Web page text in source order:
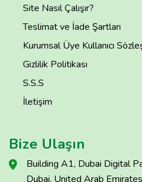
Site Nasıl Çalışır?
Teslimat ve İade Şartları
Kurumsal Üye Kullanıcı
Gizlilik Politikası
S.S.S
İletişim
Bize Ulaşın
Building A1, Dubai Digital
Dubai, United Arab Emirates